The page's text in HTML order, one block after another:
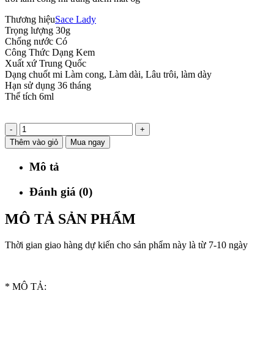
Thương hiệuSace Lady
Trọng lượng 30g
Chống nước Có
Công Thức Dạng Kem
Xuất xứ Trung Quốc
Dạng chuốt mi Làm cong, Làm dài, Lâu trôi, làm dày
Hạn sử dụng 36 tháng
Thể tích 6ml
-
+
Thêm vào giỏ
Mua ngay
Mô tả
Đánh giá (0)
MÔ TẢ SẢN PHẨM
Thời gian giao hàng dự kiến cho sản phẩm này là từ 7-10 ngày
* MÔ TẢ: